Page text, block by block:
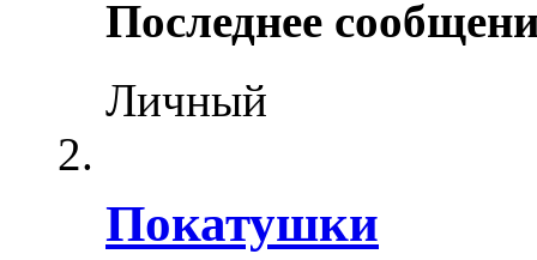
Последнее
Личный
Покатушки